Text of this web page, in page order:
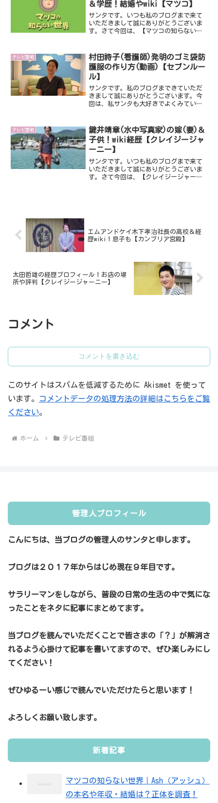
＆学歴！結婚やwiki【マツコ】
サンタです。いつも私のブログまで来て
いただきまして誠にありがとうございま
す。さて今回は、【マツコの知らない世
いどんな方なんでしょうね。ではさっそ
くみていきましょうね。ス...
テレビ番組
村田詩子(看護師)発明のゴミ袋防
護服の作り方(動画)【セブンルー
ル】
サンタです。私のブログまできていただ
きまして誠にありがとうございます。今
回は、私サンタも大好きでよくみている
看護師の村田詩子さんです。なんと、こ
の村田詩子さんは看護師を...
テレビ番組
鍵井靖章(水中写真家)の嫁(妻)＆
子供！wiki経歴【クレイジージャ
ーニー】
サンタです。いつも私のブログまで来て
いただきまして誠にありがとうございま
す。さて今回は、【クレイジージャーニ
エムアンドケイ木下孝治社長の高校＆経
歴wiki！息子も【カンブリア宮殿】
太田哲雄の経歴プロフィール！お店の場
所や評判【クレイジージャーニー】
コメント
コメントを書き込む
このサイトはスパムを低減するために Akismet を使って
います。
コメントデータの処理方法の詳細はこちらをご覧
ください。
ホーム テレビ番組
管理人プロフィール
こんにちは、当ブログの管理人のサンタと申します。
ブログは２０１７年からはじめ現在９年目です。
サラリーマンをしながら、普段の日常の生活の中で気にな
ったことをネタに記事にまとめてます。
当ブログを読んでいただくことで皆さまの「？」が解消さ
れるよう心掛けて記事を書いてますので、ぜひ楽しみにし
てください！
ぜひゆるーい感じで読んでいただけたらと思います！
よろしくお願い致します。
新着記事
マツコの知らない世界｜Ash（アッシュ）
の本名や年収・結婚は？正体を調査！